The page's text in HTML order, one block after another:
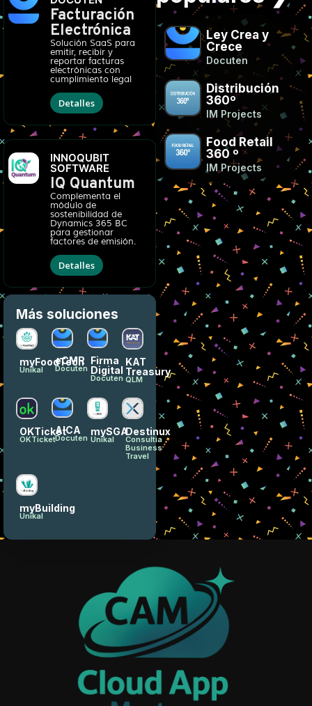
Facturación
Electrónica
Solución SaaS para
emitir, recibir y
reportar facturas
electrónicas con
cumplimiento legal
Detalles
INNOQUBIT
SOFTWARE
IQ Quantum
Complementa el
módulo de
sostenibilidad de
Dynamics 365 BC
para gestionar
factores de emisión.
Detalles
Más soluciones
myFoodTech
Unikal
eCMR
Docuten
Firma
Digital
Docuten
KAT
Treasury
QLM
OKTicket
OKTicket
AICA
Docuten
mySGA
Unikal
Destinux
Consultia
Business
Travel
myBuilding
Unikal
Ley Crea y
Crece
Docuten
Distribución
360º
IM Projects
Food Retail
360 º
IM Projects